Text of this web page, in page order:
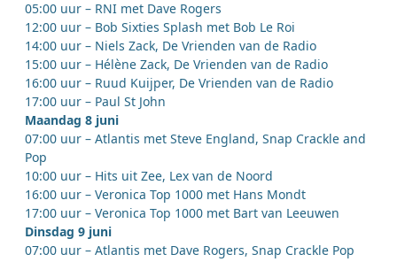
05:00 uur – RNI met Dave Rogers
12:00 uur – Bob Sixties Splash met Bob Le Roi
14:00 uur – Niels Zack, De Vrienden van de Radio
15:00 uur – Hélène Zack, De Vrienden van de Radio
16:00 uur – Ruud Kuijper, De Vrienden van de Radio
17:00 uur – Paul St John
Maandag 8 juni
07:00 uur – Atlantis met Steve England, Snap Crackle and
Pop
10:00 uur – Hits uit Zee, Lex van de Noord
16:00 uur – Veronica Top 1000 met Hans Mondt
17:00 uur – Veronica Top 1000 met Bart van Leeuwen
Dinsdag 9 juni
07:00 uur – Atlantis met Dave Rogers, Snap Crackle Pop